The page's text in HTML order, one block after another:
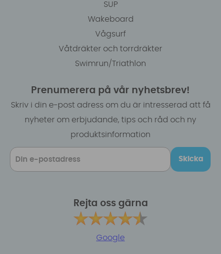
SUP
Wakeboard
Vågsurf
Våtdräkter och torrdräkter
Swimrun/Triathlon
Prenumerera på vår nyhetsbrev!
Skriv i din e-post adress om du är intresserad att få
nyheter om erbjudande, tips och råd och ny
produktsinformation
Skicka
Rejta oss gärna
Google